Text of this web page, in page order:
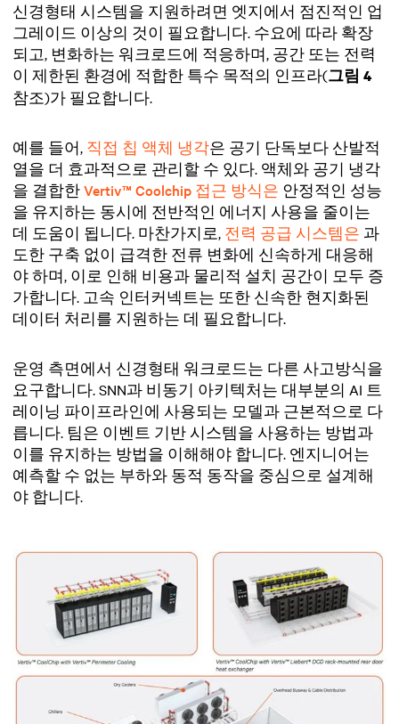
신경형태 시스템을 지원하려면 엣지에서 점진적인 업
그레이드 이상의 것이 필요합니다. 수요에 따라 확장
되고, 변화하는 워크로드에 적응하며, 공간 또는 전력
이 제한된 환경에 적합한 특수 목적의 인프라(그림 4
참조)가 필요합니다.
예를 들어, 직접 칩 액체 냉각은 공기 단독보다 산발적
열을 더 효과적으로 관리할 수 있다. 액체와 공기 냉각
을 결합한Vertiv™ Coolchip 접근 방식은 안정적인 성능
을 유지하는 동시에 전반적인 에너지 사용을 줄이는
데 도움이 됩니다. 마찬가지로, 전력 공급 시스템은 과
도한 구축 없이 급격한 전류 변화에 신속하게 대응해
야 하며, 이로 인해 비용과 물리적 설치 공간이 모두 증
가합니다. 고속 인터커넥트는 또한 신속한 현지화된
데이터 처리를 지원하는 데 필요합니다.
운영 측면에서 신경형태 워크로드는 다른 사고방식을
요구합니다. SNN과 비동기 아키텍처는 대부분의 AI 트
레이닝 파이프라인에 사용되는 모델과 근본적으로 다
릅니다. 팀은 이벤트 기반 시스템을 사용하는 방법과
이를 유지하는 방법을 이해해야 합니다. 엔지니어는
예측할 수 없는 부하와 동적 동작을 중심으로 설계해
야 합니다.